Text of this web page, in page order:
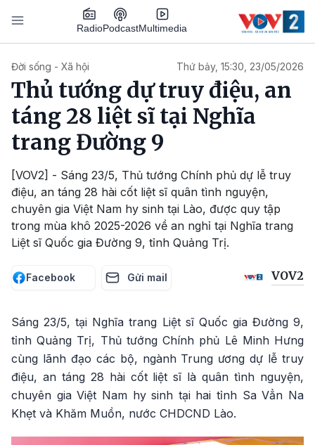
Nhảy đến nội dung
RadioPodcastMultimedia
Đời sống - Xã hội Thứ bảy, 15:30, 23/05/2026
Thủ tướng dự truy điệu, an
táng 28 liệt sĩ tại Nghĩa
trang Đường 9
[VOV2] - Sáng 23/5, Thủ tướng Chính phủ dự lễ truy
điệu, an táng 28 hài cốt liệt sĩ quân tình nguyện,
chuyên gia Việt Nam hy sinh tại Lào, được quy tập
trong mùa khô 2025-2026 về an nghỉ tại Nghĩa trang
Liệt sĩ Quốc gia Đường 9, tỉnh Quảng Trị.
Facebook Gửi mail VOV2
Sáng 23/5, tại Nghĩa trang Liệt sĩ Quốc gia Đường 9,
tỉnh Quảng Trị, Thủ tướng Chính phủ Lê Minh Hưng
cùng lãnh đạo các bộ, ngành Trung ương dự lễ truy
điệu, an táng 28 hài cốt liệt sĩ là quân tình nguyện,
chuyên gia Việt Nam hy sinh tại hai tỉnh Sa Vẳn Na
Khẹt và Khăm Muồn, nước CHDCND Lào.